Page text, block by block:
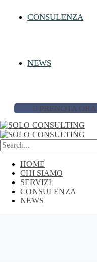
CONSULENZA
NEWS
PRENOTA ORA
HOME
CHI SIAMO
SERVIZI
CONSULENZA
NEWS